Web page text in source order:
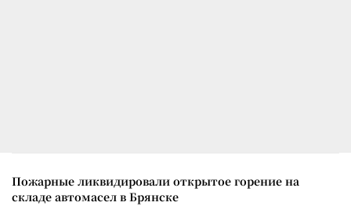
Пожарные ликвидировали открытое горение на
складе автомасел в Брянске